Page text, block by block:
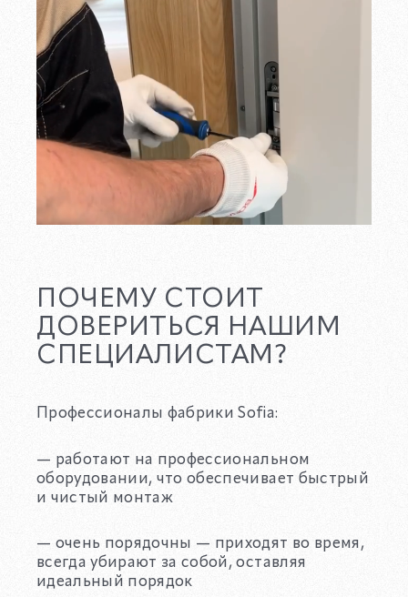
ПОЧЕМУ СТОИТ
ДОВЕРИТЬСЯ НАШИМ
СПЕЦИАЛИСТАМ?
Профессионалы фабрики Sofia:
— работают на профессиональном
оборудовании, что обеспечивает быстрый
и чистый монтаж
— очень порядочны — приходят во время,
всегда убирают за собой, оставляя
идеальный порядок